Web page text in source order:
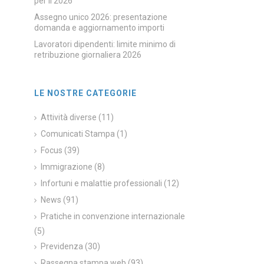
Assegno unico 2026: presentazione
domanda e aggiornamento importi
Lavoratori dipendenti: limite minimo di
retribuzione giornaliera 2026
LE NOSTRE CATEGORIE
Attività diverse (11)
Comunicati Stampa (1)
Focus (39)
Immigrazione (8)
Infortuni e malattie professionali (12)
News (91)
Pratiche in convenzione internazionale
(5)
Previdenza (30)